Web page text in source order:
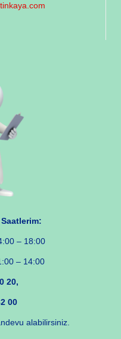
– 18:00
– 14:00
20,
00
alabilirsiniz.